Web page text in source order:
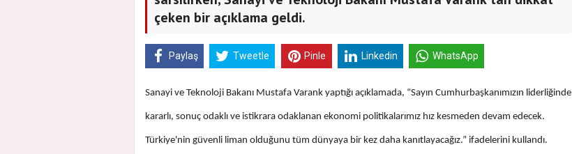
çeken bir açıklama geldi.
Paylaş Tweetle Pinle Linkedin WhatsApp
Sanayi ve Teknoloji Bakanı Mustafa Varank yaptığı açıklamada, “Sayın Cumhurbaşkanımızın liderliğinde
kararlı, sonuç odaklı ve istikrara odaklanan ekonomi politikalarımız hız kesmeden devam edecek.
Türkiye'nin güvenli liman olduğunu tüm dünyaya bir kez daha kanıtlayacağız.” ifadelerini kullandı.